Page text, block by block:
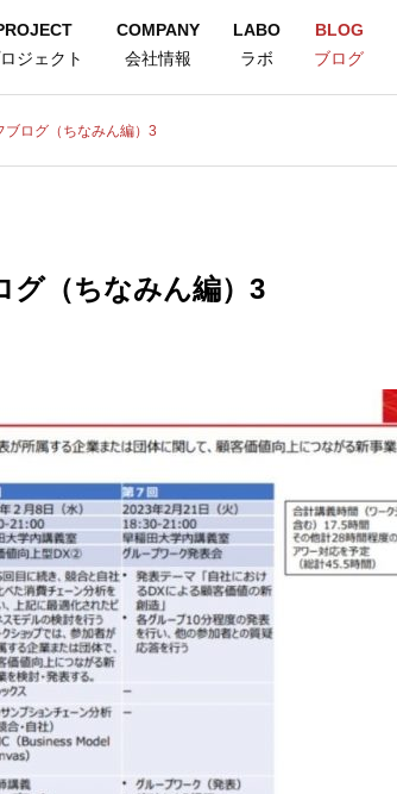
ジェクト
COMPANY
会社情報
LABO
ラボ
BLOG
ブログ
ブログ（ちなみん編）3
グ（ちなみん編）3